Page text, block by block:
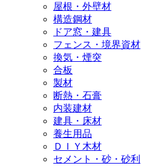
屋根・外壁材
構造鋼材
ドア窓・建具
フェンス・境界資材
換気・煙突
合板
製材
断熱・石膏
内装建材
建具・床材
養生用品
ＤＩＹ木材
セメント・砂・砂利